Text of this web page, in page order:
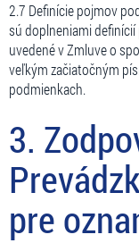
2.7 Definície pojmov
sú doplneniami
uvedené v Zmluve o
veľkým začiatočným
podmienkach.
3.
pre